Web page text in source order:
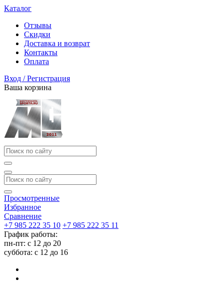
Каталог
Отзывы
Скидки
Доставка и возврат
Контакты
Оплата
Вход / Регистрация
Ваша корзина
Просмотренные
Избранное
Сравнение
+7 985 222 35 10 +7 985 222 35 11
График работы:
пн-пт: с 12 до 20
суббота: c 12 до 16